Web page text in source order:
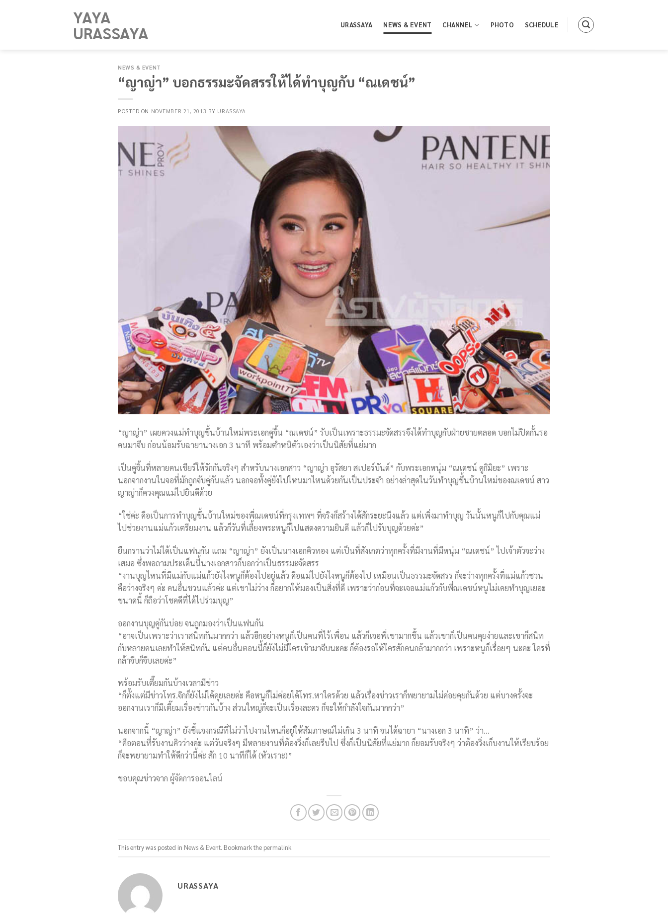
YAYA
URASSAYA URASSAYA NEWS & EVENT CHANNEL PHOTO SCHEDULE
NEWS & EVENT
“ญาญ่า” บอกธรรมะจัดสรรให้ได้ทำบุญกับ “ณเดชน์”
POSTED ON NOVEMBER 21, 2013 BY URASSAYA
“ญาญ่า” เผยควงแม่ทำบุญขึ้นบ้านใหม่พระเอกคู่จิ้น “ณเดชน์” รับเป็นเพราะธรรมะจัดสรรจึงได้ทำบุญกับฝ่ายชายตลอด บอกไม่ปิดกั้นรอ
คนมาจีบ ก่อนน้อมรับฉายานางเอก 3 นาที พร้อมตำหนิตัวเองว่าเป็นนิสัยที่แย่มาก
เป็นคู่จิ้นที่หลายคนเชียร์ให้รักกันจริงๆ สำหรับนางเอกสาว “ญาญ่า อุรัสยา สเปอร์บันด์” กับพระเอกหนุ่ม “ณเดชน์ คูกิมิยะ” เพราะ
นอกจากงานในจอที่มักถูกจับคู่กันแล้ว นอกจอทั้งคู่ยังไปไหนมาไหนด้วยกันเป็นประจำ อย่างล่าสุดในวันทำบุญขึ้นบ้านใหม่ของณเดชน์ สาว
ญาญ่าก็ควงคุณแม่ไปยินดีด้วย
“ใช่ค่ะ คือเป็นการทำบุญขึ้นบ้านใหม่ของพี่ณเดชน์ที่กรุงเทพฯ ที่จริงก็สร้างได้สักระยะนึงแล้ว แต่เพิ่งมาทำบุญ วันนั้นหนูก็ไปกับคุณแม่
ไปช่วยงานแม่แก้วเตรียมงาน แล้วก็วันที่เลี้ยงพระหนูก็ไปแสดงความยินดี แล้วก็ไปรับบุญด้วยค่ะ”
ยืนกรานว่าไม่ได้เป็นแฟนกัน แถม “ญาญ่า” ยังเป็นนางเอกคิวทอง แต่เป็นที่สังเกตว่าทุกครั้งที่มีงานที่มีหนุ่ม “ณเดชน์” ไปเจ้าตัวจะว่าง
เสมอ ซึ่งพอถามประเด็นนี้นางเอกสาวก็บอกว่าเป็นธรรมะจัดสรร
“งานบุญไหนที่มีแม่กับแม่แก้วยังไงหนูก็ต้องไปอยู่แล้ว คือแม่ไปยังไงหนูก็ต้องไป เหมือนเป็นธรรมะจัดสรร ก็จะว่างทุกครั้งที่แม่แก้วชวน
คือว่างจริงๆ ค่ะ คนอื่นชวนแล้วค่ะ แต่เขาไม่ว่าง ก็อยากให้มองเป็นสิ่งที่ดี เพราะว่าก่อนที่จะเจอแม่แก้วกับพี่ณเดชน์หนูไม่เคยทำบุญเยอะ
ขนาดนี้ ก็ถือว่าโชคดีที่ได้ไปร่วมบุญ”
ออกงานบุญคู่กันบ่อย จนถูกมองว่าเป็นแฟนกัน
“อาจเป็นเพราะว่าเราสนิทกันมากกว่า แล้วอีกอย่างหนูก็เป็นคนที่ไร้เพื่อน แล้วก็เจอพี่เขามากขึ้น แล้วเขาก็เป็นคนคุยง่ายและเขาก็สนิท
กับหลายคนเลยทำให้สนิทกัน แต่คนอื่นตอนนี้ก็ยังไม่มีใครเข้ามาจีบนะคะ ก็ต้องรอให้ใครสักคนกล้ามากกว่า เพราะหนูก็เรื่อยๆ นะคะ ใครที่
กล้าจีบก็จีบเลยค่ะ”
พร้อมรับเตี๊ยมกันบ้างเวลามีข่าว
“ก็ตั้งแต่มีข่าวโทร.จิกก็ยังไม่ได้คุยเลยค่ะ คือหนูก็ไม่ค่อยได้โทร.หาใครด้วย แล้วเรื่องข่าวเราก็พยายามไม่ค่อยคุยกันด้วย แต่บางครั้งจะ
ออกงานเราก็มีเตี๊ยมเรื่องข่าวกันบ้าง ส่วนใหญ่ก็จะเป็นเรื่องละคร ก็จะให้กำลังใจกันมากกว่า”
นอกจากนี้ “ญาญ่า” ยังชี้แจงกรณีที่ไม่ว่าไปงานไหนก็อยู่ให้สัมภาษณ์ไม่เกิน 3 นาที จนได้ฉายา “นางเอก 3 นาที” ว่า…
“คือตอนที่รับงานคิวว่างค่ะ แต่วันจริงๆ มีหลายงานที่ต้องวิ่งก็เลยรีบไป ซึ่งก็เป็นนิสัยที่แย่มาก ก็ยอมรับจริงๆ ว่าต้องวิ่งเก็บงานให้เรียบร้อย
ก็จะพยายามทำให้ดีกว่านี้ค่ะ สัก 10 นาทีก็ได้ (หัวเราะ)”
ขอบคุณข่าวจาก ผู้จัดการออนไลน์
This entry was posted in News & Event. Bookmark the permalink.
URASSAYA